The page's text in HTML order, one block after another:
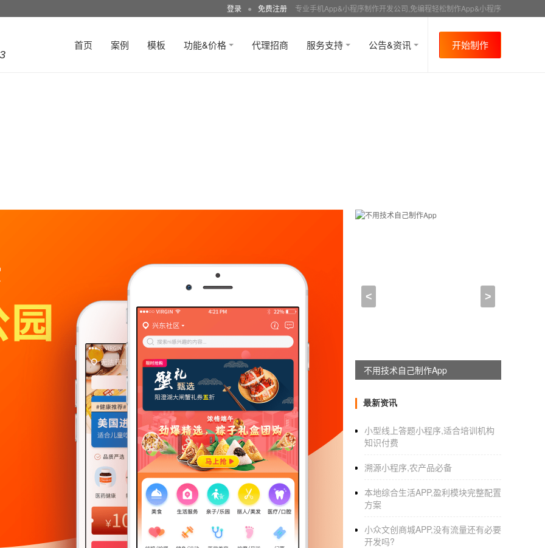
登录 ● 免费注册 专业手机App&小程序制作开发公司,免编程轻松制作App&小程序
首页 案例 模板 功能&价格 代理招商 服务支持 公告&资讯 开始制作
2021-11-18 21:30:00
激情。昨日，记者获悉，开业三天来，虽然
线上下单成为本届购物节的重头戏。
本届上海购物节开幕当晚，上海遭遇暴雨，
预热购物节。开业前两天，抽样监测的60多
而，社区和郊区的业务总体上正在改善。安
市内家电
元，同比增长23%。
< >
不用技术自己制作App
最新资讯
小型线上答题小程序,适合培训机构
知识付费
溯源小程序,农产品必备
本地综合生活APP,盈利模块完整配置
方案
小众文创商城APP,没有流量还有必要
开发吗?